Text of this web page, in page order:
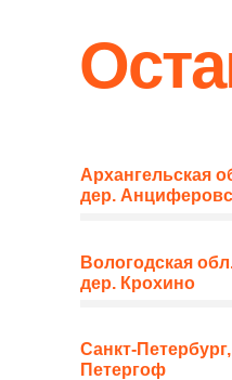
Архангельская
дер.
Вологодская
дер. Крохино
Санкт-Петербург,
Петергоф